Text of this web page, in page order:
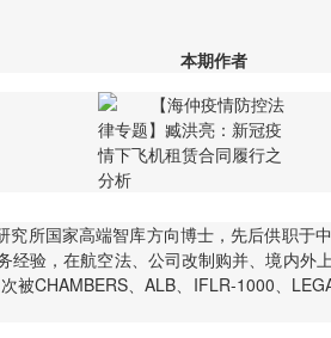
本期作者
所国家高端智库方向博士，先后供职于
验，在航空法、公司改制购并、境内
CHAMBERS、ALB、IFLR-1000、